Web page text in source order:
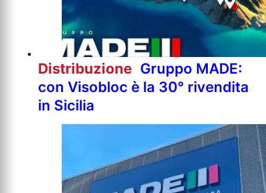
Distribuzione Gruppo MADE:
con Visobloc è la 30° rivendita
in Sicilia